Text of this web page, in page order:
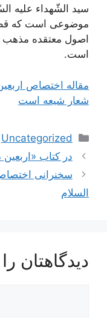
سید الشّهداء علیه
موضوعی است که
اصول معتقده مذهب
است.
مقاله اختصاص
شعار شیعه است
دسته‌ها
Uncategorized
ناوبری
نوشته‌ها
در کتاب
سخنرانی
السلام
دیدگاهتان